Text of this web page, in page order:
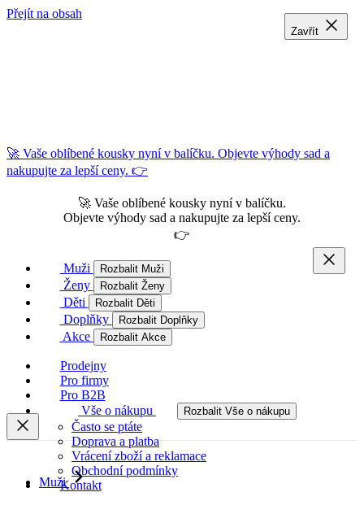
Přejít na obsah
🚀 Vaše oblíbené kousky nyní v balíčku. Objevte výhody sad a
nakupujte za lepší ceny. 👉
🚀 Vaše oblíbené kousky nyní v balíčku.
Objevte výhody sad a nakupujte za lepší ceny.
👉
Muži Rozbalit Muži
Ženy Rozbalit Ženy
Děti Rozbalit Děti
Doplňky Rozbalit Doplňky
Akce Rozbalit Akce
Prodejny
Pro firmy
Pro B2B
Vše o nákupu
Rozbalit Vše o nákupu
Často se ptáte
Doprava a platba
Vrácení zboží a reklamace
Obchodní podmínky
Kontakt
Muži
Zavřít
Zavřít
Zavřít